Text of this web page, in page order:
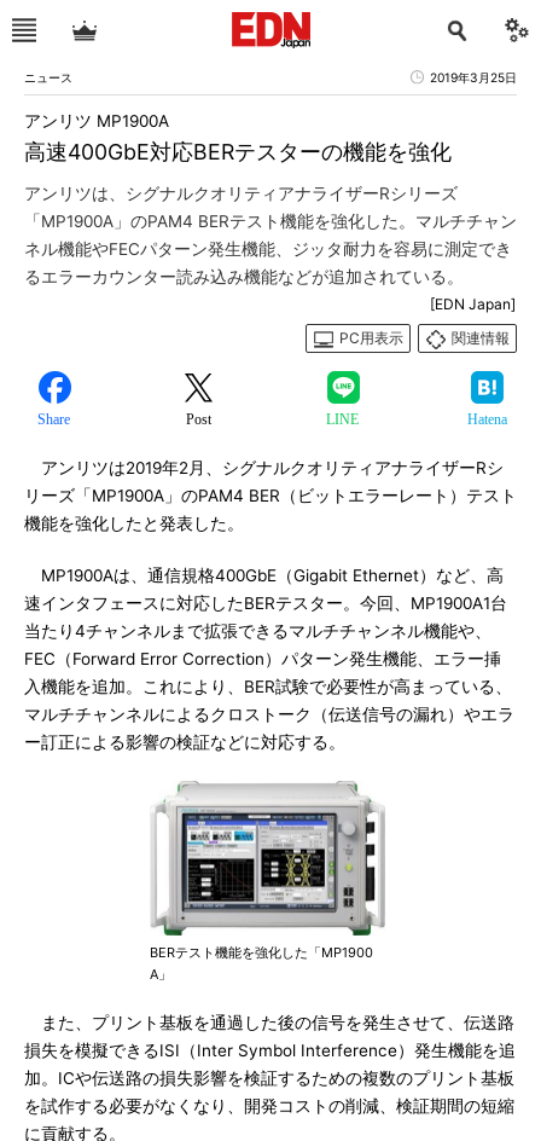
ニュース 2019年3月25日
高速400GbE対応BERテスターの機能を強化
アンリツ MP1900A
アンリツは、シグナルクオリティアナライザーRシリーズ
「MP1900A」のPAM4 BERテスト機能を強化した。マルチチャン
ネル機能やFECパターン発生機能、ジッタ耐力を容易に測定でき
るエラーカウンター読み込み機能などが追加されている。
[EDN Japan]
PC用表示
関連情報
Share Post LINE Hatena
アンリツは2019年2月、シグナルクオリティアナライザーRシ
リーズ「MP1900A」のPAM4 BER（ビットエラーレート）テスト
機能を強化したと発表した。
MP1900Aは、通信規格400GbE（Gigabit Ethernet）など、高
速インタフェースに対応したBERテスター。今回、MP1900A1台
当たり4チャンネルまで拡張できるマルチチャンネル機能や、
FEC（Forward Error Correction）パターン発生機能、エラー挿
入機能を追加。これにより、BER試験で必要性が高まっている、
マルチチャンネルによるクロストーク（伝送信号の漏れ）やエラ
ー訂正による影響の検証などに対応する。
BERテスト機能を強化した「MP1900
A」
また、プリント基板を通過した後の信号を発生させて、伝送路
損失を模擬できるISI（Inter Symbol Interference）発生機能を追
加。ICや伝送路の損失影響を検証するための複数のプリント基板
を試作する必要がなくなり、開発コストの削減、検証期間の短縮
に貢献する。